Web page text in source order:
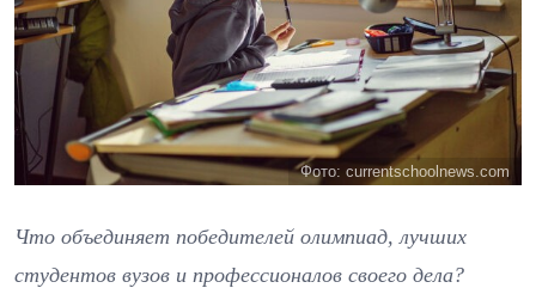
Фото: currentschoolnews.com
Что объединяет победителей олимпиад, лучших
студентов вузов и профессионалов своего дела?